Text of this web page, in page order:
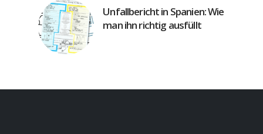
Unfallbericht in Spanien: Wie
man ihn richtig ausfüllt